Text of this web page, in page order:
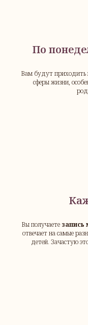
По
Вам будут приходить
сферы жизни,
Вы получаете запись
отвечает на самые
детей. Зачастую